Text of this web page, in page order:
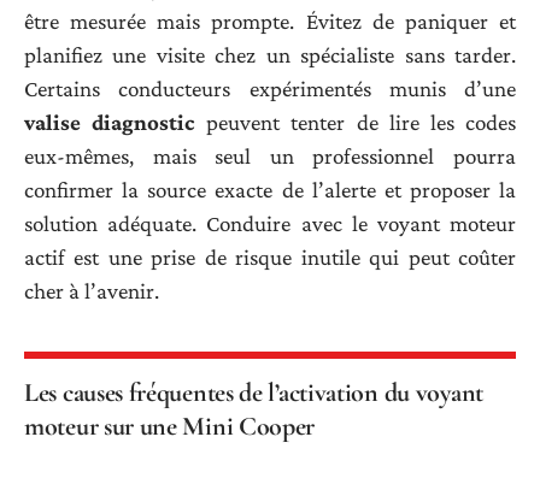
être mesurée mais prompte. Évitez de paniquer et
planifiez une visite chez un spécialiste sans tarder.
Certains conducteurs expérimentés munis d’une
valise diagnostic peuvent tenter de lire les codes
eux-mêmes, mais seul un professionnel pourra
confirmer la source exacte de l’alerte et proposer la
solution adéquate. Conduire avec le voyant moteur
actif est une prise de risque inutile qui peut coûter
cher à l’avenir.
Les causes fréquentes de l’activation du voyant
moteur sur une Mini Cooper